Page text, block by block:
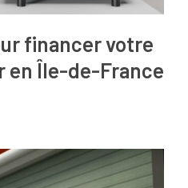
financer votre
en Île-de-France